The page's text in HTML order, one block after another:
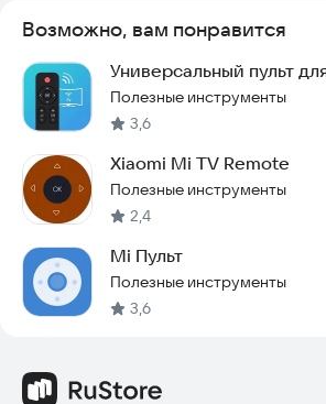
Возможно, вам понравится
Универсальный пульт
Полезные инструменты
3,6
Xiaomi Mi TV Remote
Полезные инструменты
2,4
Mi Пульт
Полезные инструменты
3,6